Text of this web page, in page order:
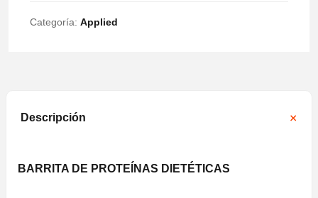
Categoría: Applied
Descripción
BARRITA DE PROTEÍNAS DIETÉTICAS